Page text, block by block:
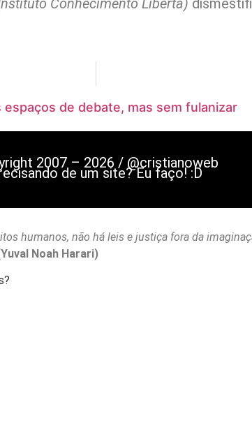
Conhecimento Liberta)
espaços de debate, mas sem fulanizar
2007 – 2026 / @cristianoweb
de um site? Eu faço! :D
humanos, não há leis e justiça fora da
Noah Harari)